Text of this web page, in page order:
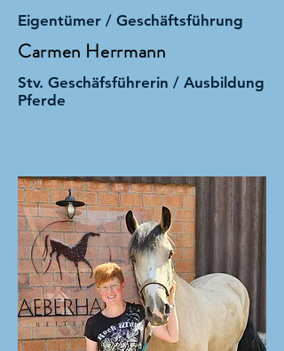
Eigentümer / Geschäftsführung
Carmen Herrmann
Stv. Geschäfsführerin / Ausbildung
Pferde